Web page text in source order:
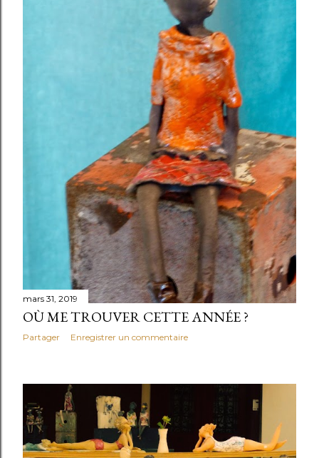
mars 31, 2019
OÙ ME TROUVER CETTE ANNÉE ?
Partager Enregistrer un commentaire